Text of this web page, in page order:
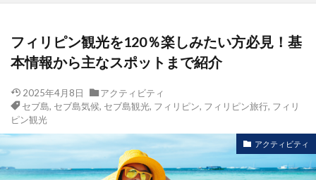
フィリピン観光を120％楽しみたい方必見！基
本情報から主なスポットまで紹介
2025年4月8日
アクティビティ
セブ島, セブ島気候, セブ島観光, フィリピン, フィリピン旅行, フィリ
ピン観光
アクティビティ